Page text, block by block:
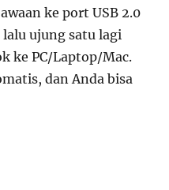
ke port USB 2.0
ujung satu lagi
ke PC/Laptop/Mac.
dan Anda bisa